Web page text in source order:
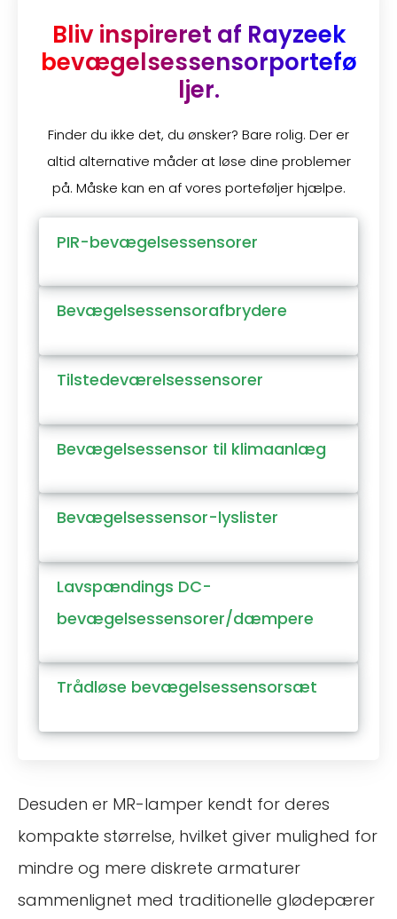
Bliv inspireret af Rayzeek
bevægelsessensorportefø
ljer.
Finder du ikke det, du ønsker? Bare rolig. Der er
altid alternative måder at løse dine problemer
på. Måske kan en af vores porteføljer hjælpe.
PIR-bevægelsessensorer
Bevægelsessensorafbrydere
Tilstedeværelsessensorer
Bevægelsessensor til klimaanlæg
Bevægelsessensor-lyslister
Lavspændings DC-
bevægelsessensorer/dæmpere
Trådløse bevægelsessensorsæt
Desuden er MR-lamper kendt for deres
kompakte størrelse, hvilket giver mulighed for
mindre og mere diskrete armaturer
sammenlignet med traditionelle glødepærer